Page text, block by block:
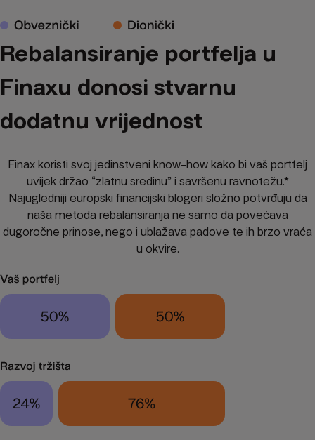
Rebalansiranje portfelja u
Finaxu donosi stvarnu
dodatnu vrijednost
Finax koristi svoj jedinstveni know-how kako bi vaš portfelj
uvijek držao “zlatnu sredinu” i savršenu ravnotežu.*
Najugledniji europski financijski blogeri složno potvrđuju da
naša metoda rebalansiranja ne samo da povećava
dugoročne prinose, nego i ublažava padove te ih brzo vraća
u okvire.